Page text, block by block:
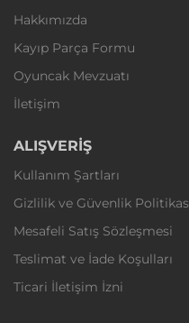
Hakkımızda
Kayıp Parça Formu
Oyuncak Mevzuatı
İletişim
ALIŞVERİŞ
Kullanım Şartları
Gizlilik ve Güvenlik
Mesafeli Satış Sözleşmesi
Teslimat ve İade Koşulları
Ticari İletişim İzni